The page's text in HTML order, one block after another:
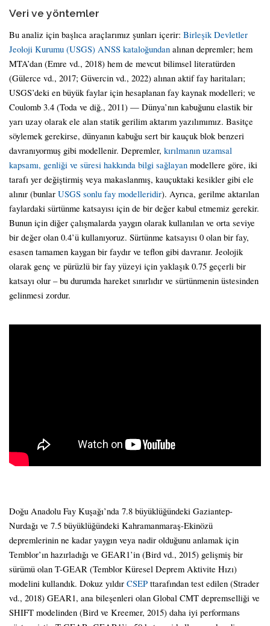
Veri ve yöntemler
Bu analiz için başlıca araçlarımız şunları içerir: Birleşik Devletler
Jeoloji Kurumu (USGS) ANSS kataloğundan alınan depremler; hem
MTA’dan (Emre vd., 2018) hem de mevcut bilimsel literatürden
(Gülerce vd., 2017; Güvercin vd., 2022) alınan aktif fay haritaları;
USGS’deki en büyük faylar için hesaplanan fay kaynak modelleri; ve
Coulomb 3.4 (Toda ve diğ., 2011) — Dünya’nın kabuğunu elastik bir
yarı uzay olarak ele alan statik gerilim aktarım yazılımımız. Basitçe
söylemek gerekirse, dünyanın kabuğu sert bir kauçuk blok benzeri
davranıyormuş gibi modellenir. Depremler, kırılmanın uzamsal
kapsamı, genliği ve süresi hakkında bilgi sağlayan modellere göre, iki
tarafı yer değiştirmiş veya makaslanmış, kauçuktaki kesikler gibi ele
alınır (bunlar USGS sonlu fay modelleridir). Ayrıca, gerilme aktarılan
faylardaki sürtünme katsayısı için de bir değer kabul etmemiz gerekir.
Bunun için diğer çalışmalarda yaygın olarak kullanılan ve orta seviye
bir değer olan 0.4’ü kullanıyoruz. Sürtünme katsayısı 0 olan bir fay,
esasen tamamen kaygan bir faydır ve teflon gibi davranır. Jeolojik
olarak genç ve pürüzlü bir fay yüzeyi için yaklaşık 0.75 geçerli bir
katsayı olur – bu durumda hareket sınırlıdır ve sürtünmenin üstesinden
gelinmesi zordur.
Doğu Anadolu Fay Kuşağı’nda 7.8 büyüklüğündeki Gaziantep-
Nurdağı ve 7.5 büyüklüğündeki Kahramanmaraş-Ekinözü
depremlerinin ne kadar yaygın veya nadir olduğunu anlamak için
Temblor’ın hazırladığı ve GEAR1’in (Bird vd., 2015) gelişmiş bir
sürümü olan T-GEAR (Temblor Küresel Deprem Aktivite Hızı)
modelini kullandık. Dokuz yıldır CSEP ttarafından test edilen (Strader
vd., 2018) GEAR1, ana bileşenleri olan Global CMT depremselliği ve
SHIFT modelinden (Bird ve Kreemer, 2015) daha iyi performans